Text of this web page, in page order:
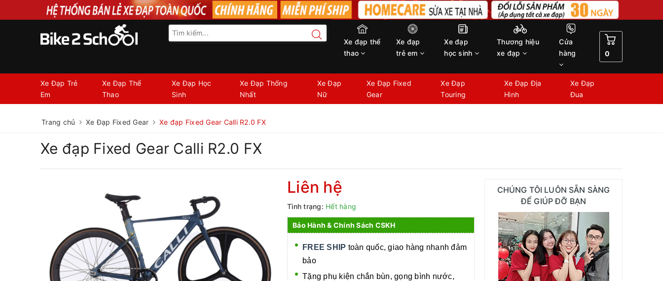
Xe đạp thể
thao
Xe đạp
trẻ em
Xe đạp
học sinh
Thương hiệu
xe đạp
Cửa
hàng
0
Xe Đạp Trẻ
Em
Xe Đạp Thể
Thao
Xe Đạp Học
Sinh
Xe Đạp Thống
Nhất
Xe Đạp
Nữ
Xe Đạp Fixed
Gear
Xe Đạp
Touring
Xe Đạp Địa
Hình
Xe Đạp
Đua
Trang chủ Xe Đạp Fixed Gear Xe đạp Fixed Gear Calli R2.0 FX
Xe đạp Fixed Gear Calli R2.0 FX
Liên hệ
Tình trạng: Hết hàng
Bảo Hành & Chính Sách CSKH
FREE SHIP toàn quốc, giao hàng nhanh đảm
bảo
Tặng phụ kiện chắn bùn, gọng bình nước,
CHÚNG TÔI LUÔN SẴN SÀNG
ĐỂ GIÚP ĐỠ BẠN